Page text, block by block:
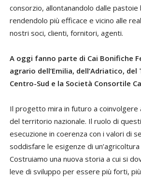
consorzio, allontanandolo dalle pastoie
rendendolo più efficace e vicino alle
nostri soci, clienti, fornitori, agenti.
A oggi fanno parte di Cai Bonifiche
agrario dell’Emilia, dell’Adriatico, del
Centro-Sud e la Società Consortile
Il progetto mira in futuro a coinvolgere
del territorio nazionale. Il ruolo di
esecuzione in coerenza con i valori di
soddisfare le esigenze di
Costruiamo una nuova storia a cui si
leve di sviluppo per essere più forti,